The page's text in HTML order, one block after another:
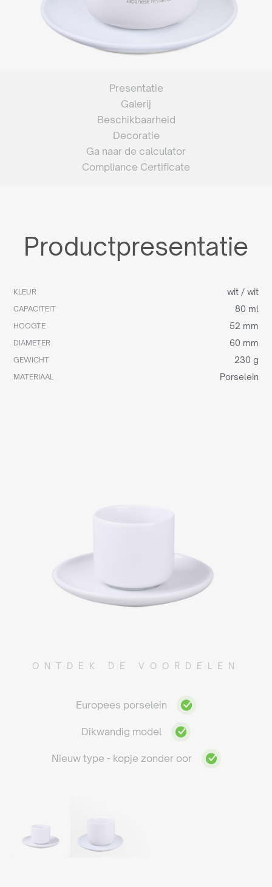
Presentatie
Galerij
Beschikbaarheid
Decoratie
Ga naar de calculator
Compliance Certificate
Productpresentatie
KLEUR wit / wit
CAPACITEIT 80 ml
HOOGTE 52 mm
DIAMETER 60 mm
GEWICHT 230 g
MATERIAAL Porselein
ONTDEK DE VOORDELEN
Europees porselein
Dikwandig model
Nieuw type - kopje zonder oor